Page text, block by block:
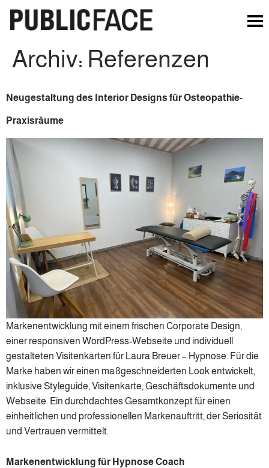
Archiv: Referenzen
Neugestaltung des Interior Designs für Osteopathie-
Praxisräume
Markenentwicklung mit einem frischen Corporate Design,
einer responsiven WordPress-Webseite und individuell
gestalteten Visitenkarten für Laura Breuer – Hypnose. Für die
Marke haben wir einen maßgeschneiderten Look entwickelt,
inklusive Styleguide, Visitenkarte, Geschäftsdokumente und
Webseite. Ein durchdachtes Gesamtkonzept für einen
einheitlichen und professionellen Markenauftritt, der Seriosität
und Vertrauen vermittelt.
Markenentwicklung für Hypnose Coach